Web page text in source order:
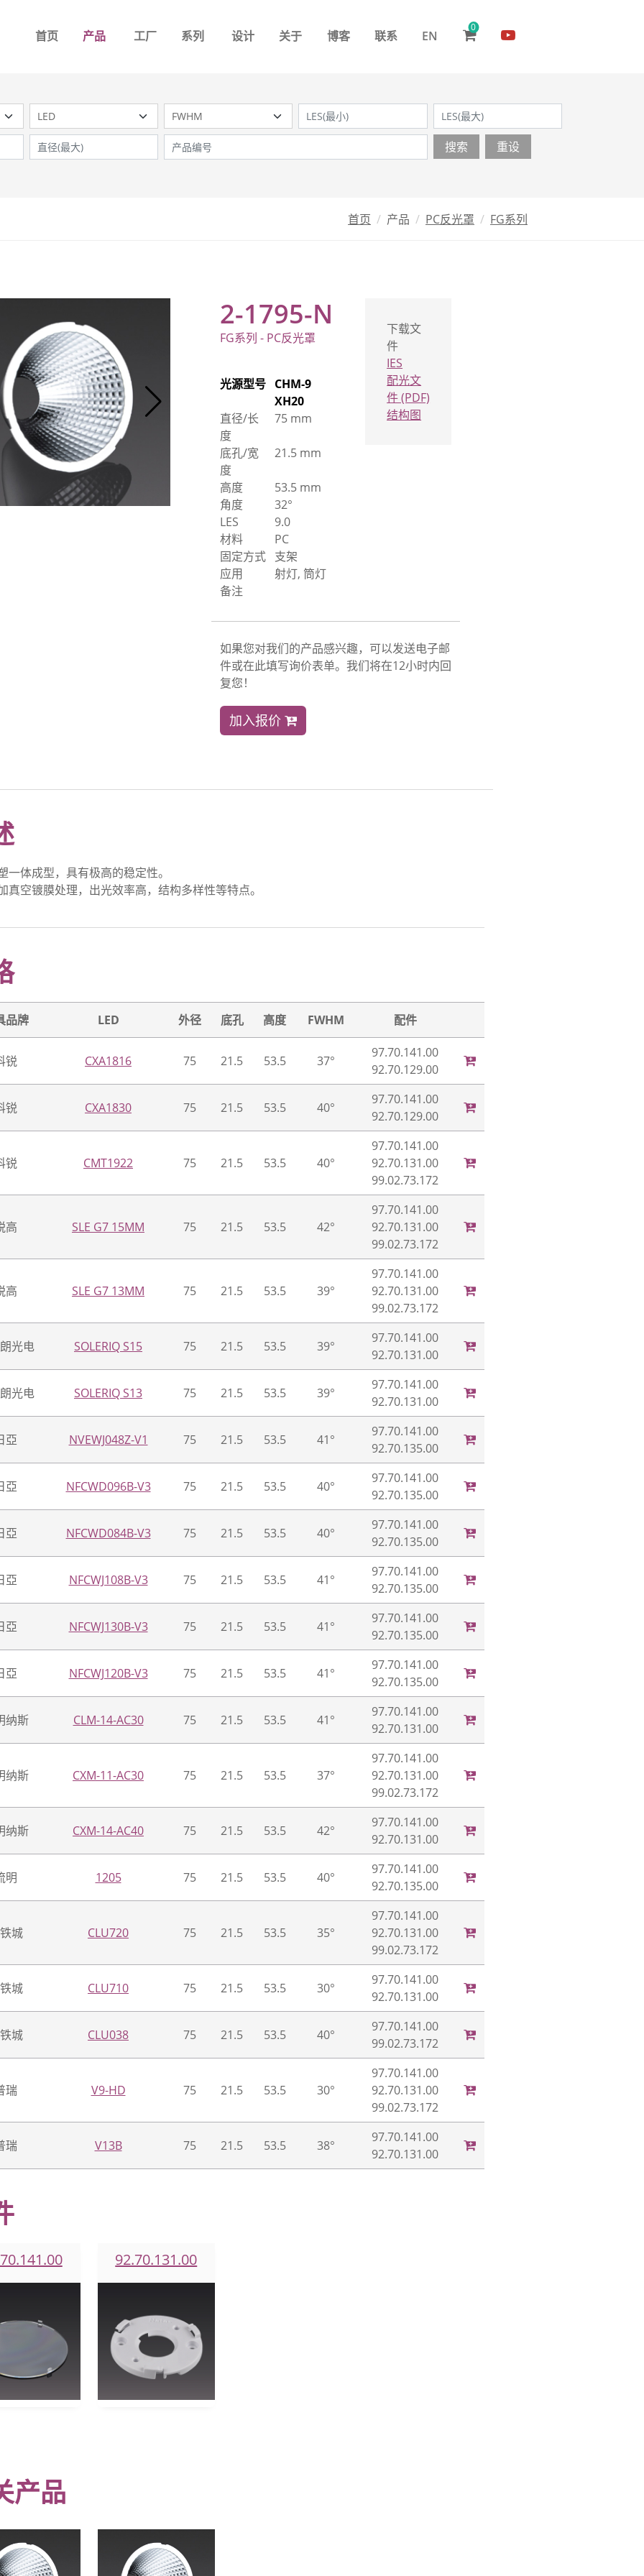
首页 产品 工厂 系列 设计 关于 博客 联系 EN
0
搜索 重设
首页 产品 PC反光罩 FG系列
2-1795-N
FG系列 - PC反光罩
光源型号 CHM-9
XH20
直径/长
度
75 mm
底孔/宽
度
21.5 mm
高度
53.5 mm
角度
32°
LES
9.0
材料
PC
固定方式 支架
应用
射灯, 筒灯
备注
下载文
件
IES
配光文
件 (PDF)
结构图
如果您对我们的产品感兴趣，可以发送电子邮
件或在此填写询价表单。我们将在12小时内回
复您！
加入报价
一体成型，具有极高的稳定性。
真空镀膜处理，出光效率高，结构多样性等特点。
品牌 LED 外径 底孔 高度 FWHM 配件
锐 CXA1816 75 21.5 53.5 37°
97.70.141.00
92.70.129.00
锐 CXA1830 75 21.5 53.5 40°
97.70.141.00
92.70.129.00
锐 CMT1922 75 21.5 53.5 40°
97.70.141.00
92.70.131.00
99.02.73.172
高 SLE G7 15MM 75 21.5 53.5 42°
97.70.141.00
92.70.131.00
99.02.73.172
高 SLE G7 13MM 75 21.5 53.5 39°
97.70.141.00
92.70.131.00
99.02.73.172
光电 SOLERIQ S15 75 21.5 53.5 39°
97.70.141.00
92.70.131.00
光电 SOLERIQ S13 75 21.5 53.5 39°
97.70.141.00
92.70.131.00
亞 NVEWJ048Z-V1 75 21.5 53.5 41°
97.70.141.00
92.70.135.00
亞 NFCWD096B-V3 75 21.5 53.5 40°
97.70.141.00
92.70.135.00
亞 NFCWD084B-V3 75 21.5 53.5 40°
97.70.141.00
92.70.135.00
亞 NFCWJ108B-V3 75 21.5 53.5 41°
97.70.141.00
92.70.135.00
亞 NFCWJ130B-V3 75 21.5 53.5 41°
97.70.141.00
92.70.135.00
亞 NFCWJ120B-V3 75 21.5 53.5 41°
97.70.141.00
92.70.135.00
纳斯 CLM-14-AC30 75 21.5 53.5 41°
97.70.141.00
92.70.131.00
纳斯 CXM-11-AC30 75 21.5 53.5 37°
97.70.141.00
92.70.131.00
99.02.73.172
纳斯 CXM-14-AC40 75 21.5 53.5 42°
97.70.141.00
92.70.131.00
明 1205 75 21.5 53.5 40°
97.70.141.00
92.70.135.00
城 CLU720 75 21.5 53.5 35°
97.70.141.00
92.70.131.00
99.02.73.172
城 CLU710 75 21.5 53.5 30°
97.70.141.00
92.70.131.00
城 CLU038 75 21.5 53.5 40°
97.70.141.00
99.02.73.172
瑞 V9-HD 75 21.5 53.5 30°
97.70.141.00
92.70.131.00
99.02.73.172
瑞 V13B 75 21.5 53.5 38°
97.70.141.00
92.70.131.00
92.70.131.00
产品